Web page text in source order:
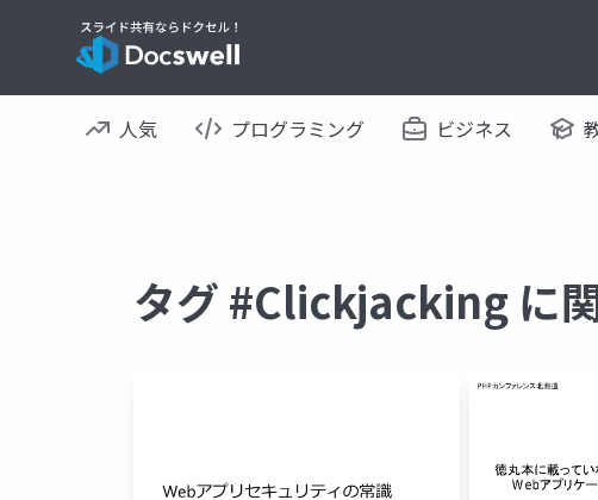
人気 プログラミング ビジネス
タグ #Clickjacking に